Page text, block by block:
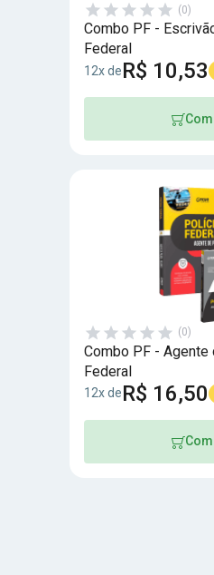
(0)
Combo PF -
Federal
12x deR$ 10,53
(0)
Combo PF - Agente
Federal
12x deR$ 16,50